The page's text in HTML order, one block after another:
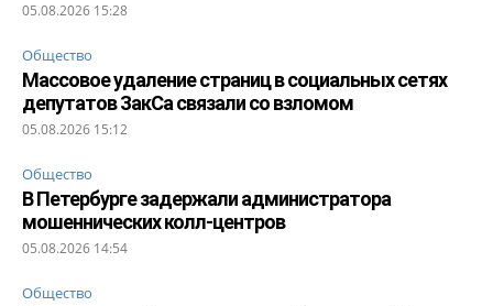
05.08.2026 15:28
Общество
Массовое удаление страниц в социальных сетях
депутатов ЗакСа связали со взломом
05.08.2026 15:12
Общество
В Петербурге задержали администратора
мошеннических колл-центров
05.08.2026 14:54
Общество